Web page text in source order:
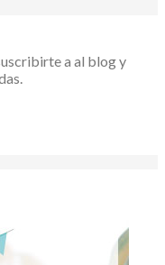
a al blog y